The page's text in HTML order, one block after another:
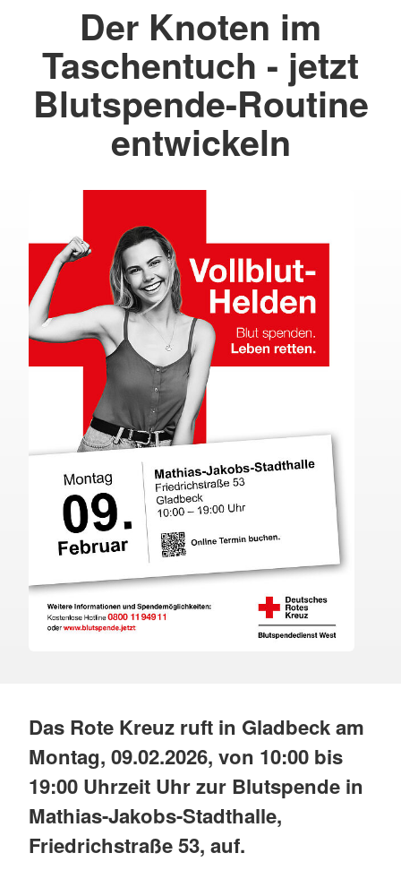
Der Knoten im
Taschentuch - jetzt
Blutspende-Routine
entwickeln
Das Rote Kreuz ruft in Gladbeck am
Montag, 09.02.2026, von 10:00 bis
19:00 Uhrzeit Uhr zur Blutspende in
Mathias-Jakobs-Stadthalle,
Friedrichstraße 53, auf.